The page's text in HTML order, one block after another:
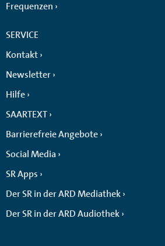
Frequenzen
SERVICE
Kontakt
Newsletter
Hilfe
SAARTEXT
Barrierefreie Angebote
Social Media
SR Apps
Der SR in der ARD Mediathek
Der SR in der ARD Audiothek